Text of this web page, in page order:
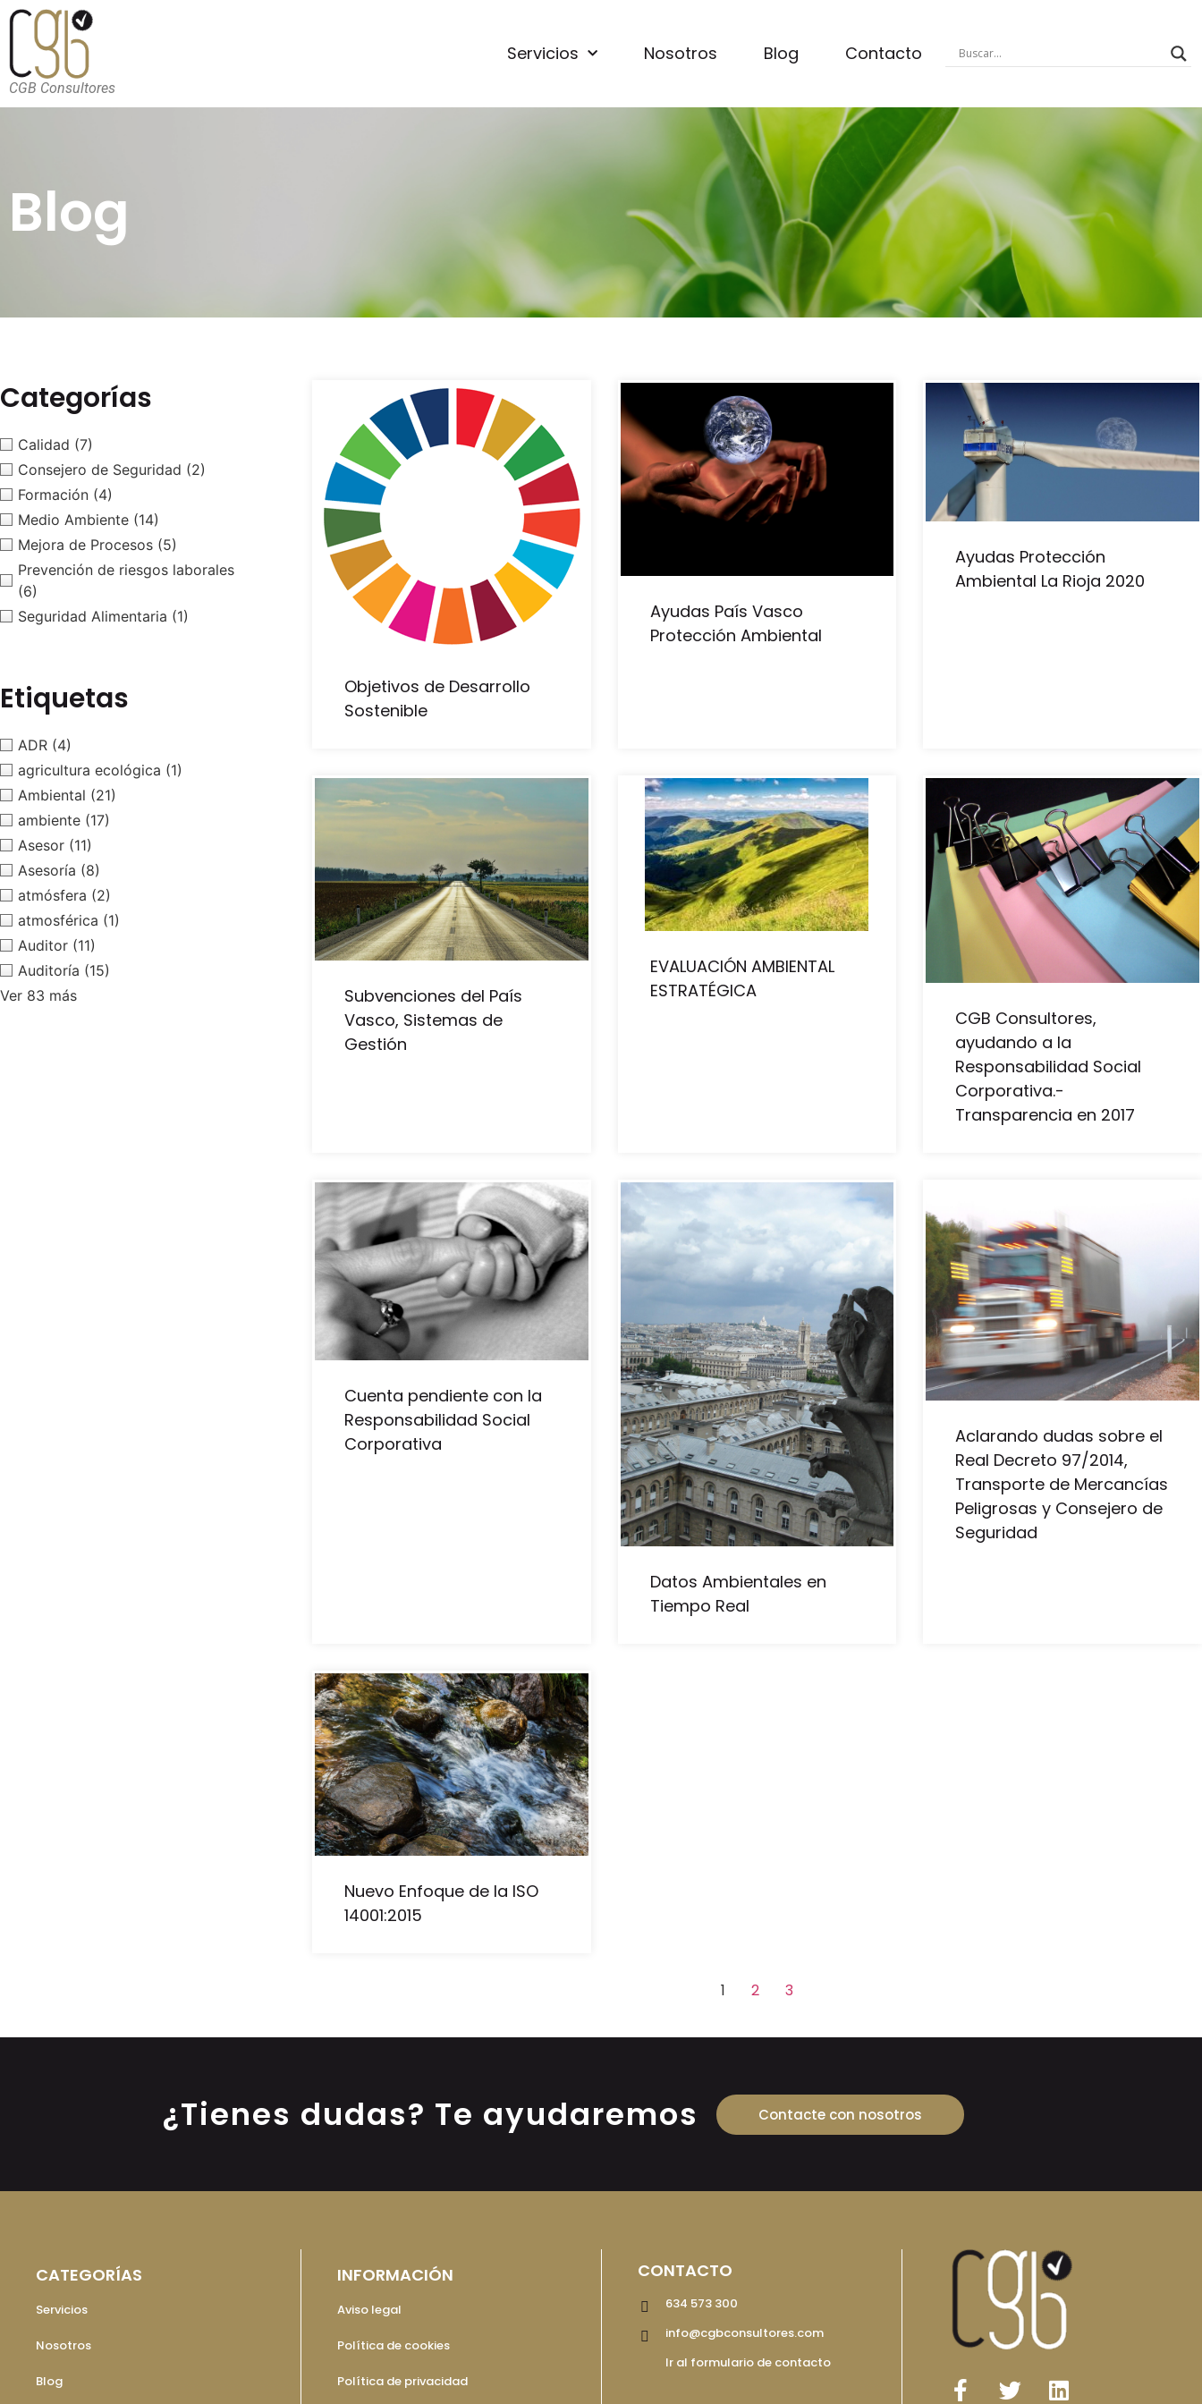
CGB Consultores
Servicios Nosotros Blog Contacto
Blog
Categorías
Calidad (7)
Consejero de Seguridad (2)
Formación (4)
Medio Ambiente (14)
Mejora de Procesos (5)
Prevención de riesgos laborales
(6)
Seguridad Alimentaria (1)
Etiquetas
ADR (4)
agricultura ecológica (1)
Ambiental (21)
ambiente (17)
Asesor (11)
Asesoría (8)
atmósfera (2)
atmosférica (1)
Auditor (11)
Auditoría (15)
Ver 83 más
Objetivos de Desarrollo
Sostenible
Ayudas País Vasco
Protección Ambiental
Ayudas Protección
Ambiental La Rioja 2020
Subvenciones del País
Vasco, Sistemas de
Gestión
EVALUACIÓN AMBIENTAL
ESTRATÉGICA
CGB Consultores,
ayudando a la
Responsabilidad Social
Corporativa.-
Transparencia en 2017
Cuenta pendiente con la
Responsabilidad Social
Corporativa
Datos Ambientales en
Tiempo Real
Aclarando dudas sobre el
Real Decreto 97/2014,
Transporte de Mercancías
Peligrosas y Consejero de
Seguridad
Nuevo Enfoque de la ISO
14001:2015
1 2 3
¿Tienes dudas? Te ayudaremos Contacte con nosotros
CATEGORÍAS
Servicios
Nosotros
Blog
INFORMACIÓN
Aviso legal
Política de cookies
Política de privacidad
CONTACTO
634 573 300
info@cgbconsultores.com
Ir al formulario de contacto